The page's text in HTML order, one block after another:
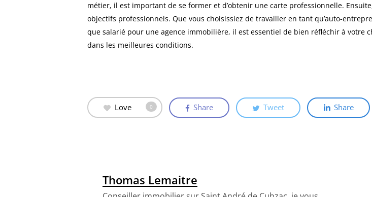
métier, il est important de se former et d’obtenir une carte professionnelle.
objectifs professionnels. Que vous choisissiez de travailler en tant qu’auto-
que salarié pour une agence immobilière, il est essentiel de bien réfléchir à
dans les meilleures conditions.
Love 0 Share Tweet Share
Thomas Lemaitre